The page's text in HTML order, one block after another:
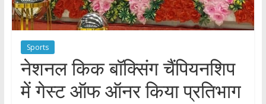
Sports
नेशनल किक बॉक्सिंग चैंपियनशिप
में गेस्ट ऑफ ऑनर किया प्रतिभाग